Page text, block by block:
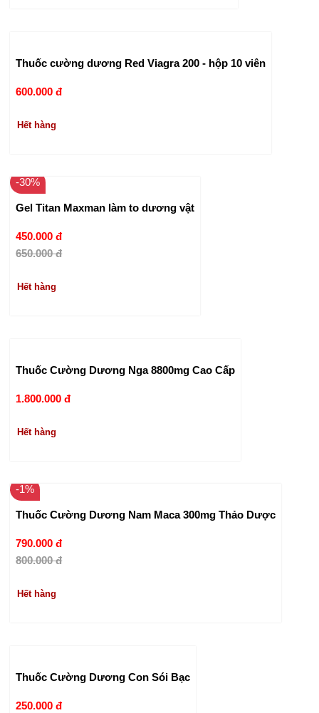
Thuốc cường dương Red Viagra 200 - hộp 10 viên
600.000 đ
Hết hàng
-30%
Gel Titan Maxman làm to dương vật
450.000 đ
650.000 đ
Hết hàng
Thuốc Cường Dương Nga 8800mg Cao Cấp
1.800.000 đ
Hết hàng
-1%
Thuốc Cường Dương Nam Maca 300mg Thảo Dược
790.000 đ
800.000 đ
Hết hàng
Thuốc Cường Dương Con Sói Bạc
250.000 đ